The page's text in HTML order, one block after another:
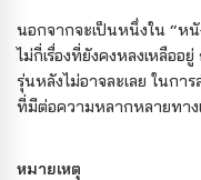
นอกจากจะเป็นหนึ่งใน “ห
ไม่กี่เรื่องที่ยังคงหลงเหลือ
รุ่นหลังไม่อาจละเลย ในกา
ที่มีต่อความหลากหลายทาง
หมายเหตุ